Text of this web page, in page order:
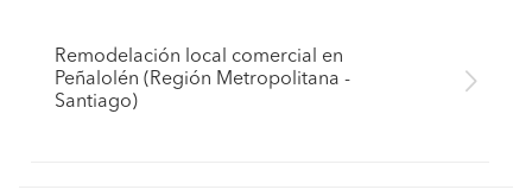
Remodelación local comercial en
Peñalolén (Región Metropolitana -
Santiago)